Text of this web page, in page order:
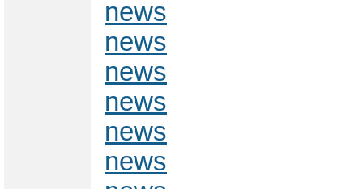
news
news
news
news
news
news